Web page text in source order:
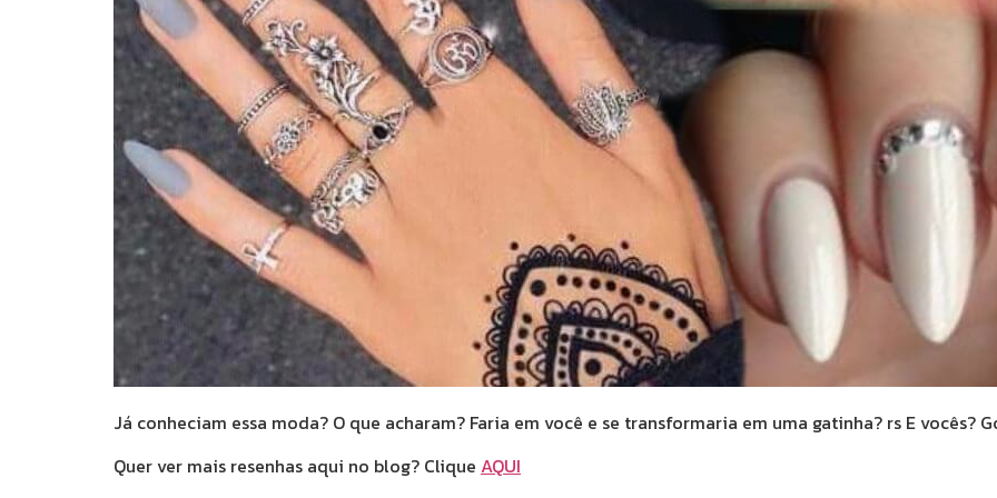
Já conheciam essa moda? O que acharam? Faria em você e se transformaria em uma gatinha? rs E vocês?
Quer ver mais resenhas aqui no blog? Clique AQUI